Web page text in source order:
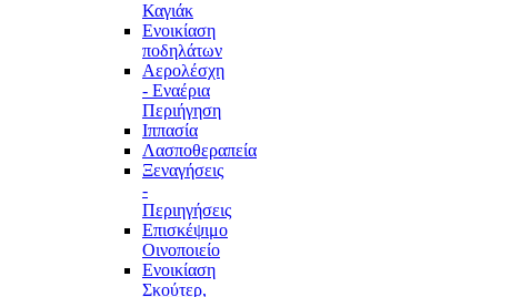
Καγιάκ
Ενοικίαση
ποδηλάτων
Αερολέσχη
- Εναέρια
Περιήγηση
Ιππασία
Λασποθεραπεία
Ξεναγήσεις
-
Περιηγήσεις
Επισκέψιμο
Οινοποιείο
Ενοικίαση
Σκούτερ,